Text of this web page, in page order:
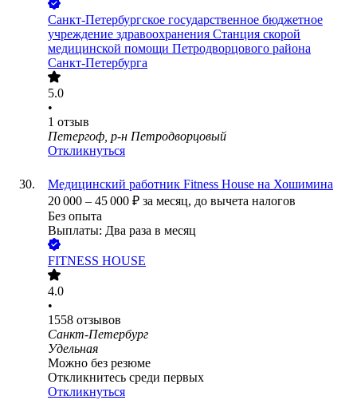
Санкт-Петербургское государственное бюджетное
учреждение здравоохранения Станция скорой
медицинской помощи Петродворцового района
Санкт-Петербурга
5.0
•
1 отзыв
Петергоф, р-н Петродворцовый
Откликнуться
Медицинский работник Fitness House на Хошимина
20 000 – 45 000 ₽ за месяц, до вычета налогов
Без опыта
Выплаты: Два раза в месяц
FITNESS HOUSE
4.0
•
1558 отзывов
Санкт-Петербург
Удельная
Можно без резюме
Откликнитесь среди первых
Откликнуться